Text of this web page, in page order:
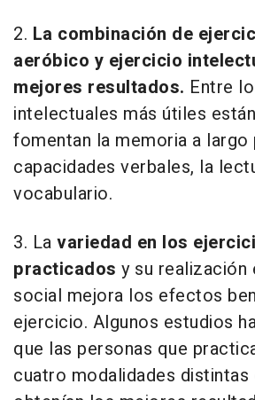
2. La combinación de
aeróbico y ejercicio
mejores resultados. Entre
intelectuales más útiles
fomentan la memoria a largo
capacidades verbales, la
vocabulario.
3. La variedad en los
practicados y su realización
social mejora los efectos
ejercicio. Algunos estudios
que las personas que
cuatro modalidades